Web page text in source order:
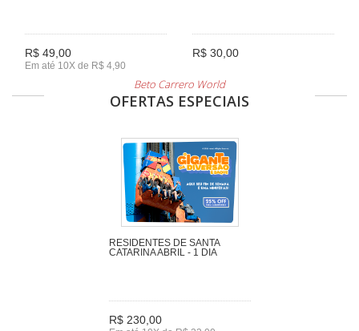
R$ 49,00
Em até 10X de R$ 4,90
R$ 30,00
Beto Carrero World
OFERTAS ESPECIAIS
RESIDENTES DE SANTA
CATARINA ABRIL - 1 DIA
R$ 230,00